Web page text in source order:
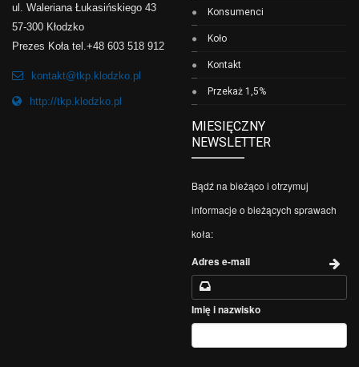
ul. Waleriana Łukasińskiego 43
57-300 Kłodzko
Prezes Koła tel.+48 603 518 912
kontakt@tkp.klodzko.pl
http://tkp.klodzko.pl
Konsumenci
Koło
Kontakt
Przekaż 1,5%
MIESIĘCZNY
NEWSLETTER
Bądź na bieżąco i otrzymuj
informacje o bieżących sprawach
koła:
Adres e-mail
Imię i nazwisko